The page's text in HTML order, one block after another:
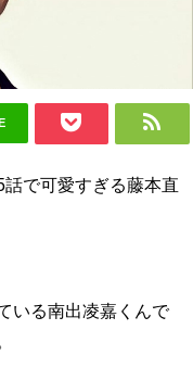
話で可愛すぎる藤本直
いる南出凌嘉くんで